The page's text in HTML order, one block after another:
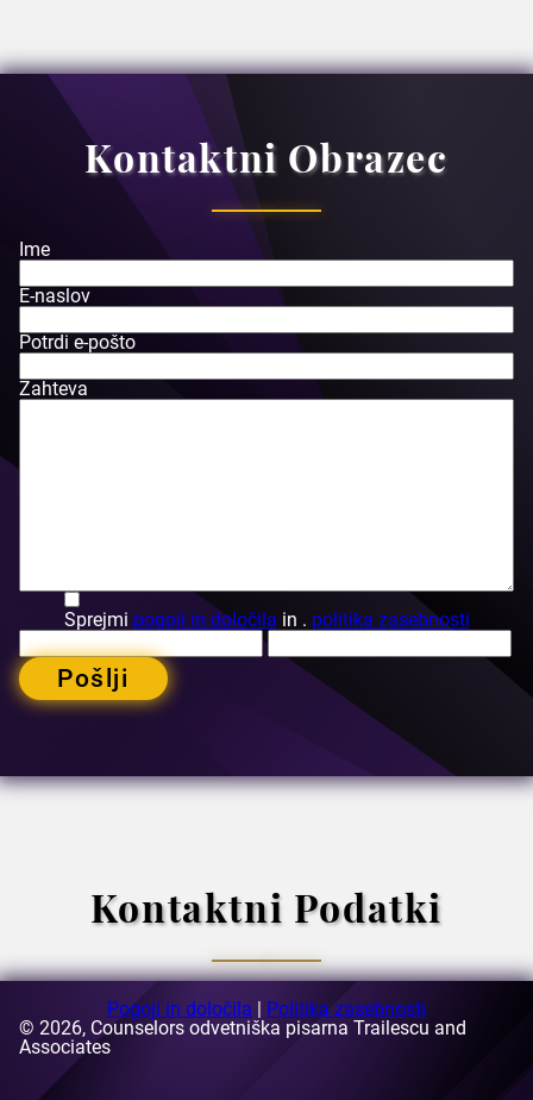
Kontaktni Obrazec
Ime
E-naslov
Potrdi e-pošto
Zahteva
Sprejmi pogoji in določila in . politika zasebnosti
Pošlji
Kontaktni Podatki
E-naslov: [email protected]
Naslov:
sektor 1, Bukarešta, Romunija
Pogoji in določila | Politika zasebnosti
© 2026, Counselors odvetniška pisarna Trailescu and
Associates